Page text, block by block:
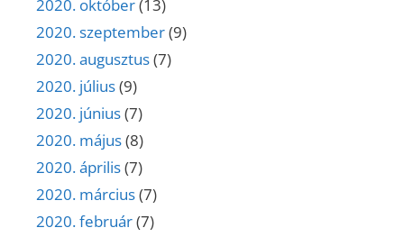
2020. október(13)
2020. szeptember(9)
2020. augusztus(7)
2020. július(9)
2020. június(7)
2020. május(8)
2020. április(7)
2020. március(7)
2020. február(7)